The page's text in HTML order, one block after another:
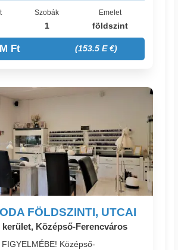
Szobák
1
Emelet
földszint
Ft (153.5 E €)
FÖLDSZINTI, UTCAI
kerület, Középső-Ferencváros
Középső-